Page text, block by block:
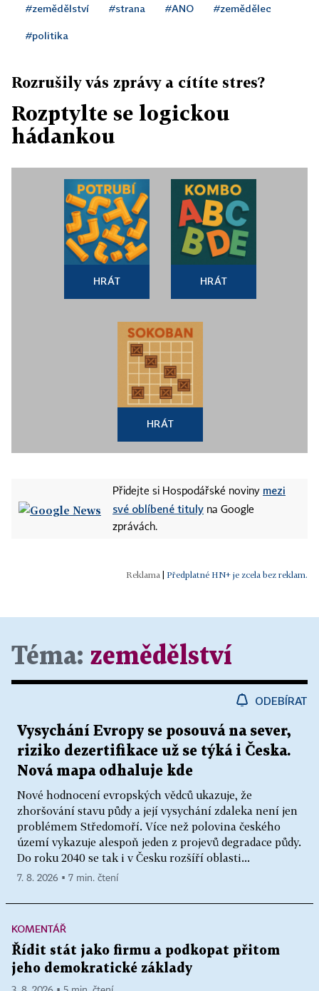
#zemědělství #strana #ANO #zemědělec
#politika
Rozrušily vás zprávy a cítíte stres?
Rozptylte se logickou
hádankou
HRÁT HRÁT
HRÁT
Přidejte si Hospodářské noviny mezi
své oblíbené tituly na Google
zprávách.
Předplatné HN+ je zcela bez reklam.
Téma: zemědělství
ODEBÍRAT
Vysychání Evropy se posouvá na sever,
riziko dezertifikace už se týká i Česka.
Nová mapa odhaluje kde
Nové hodnocení evropských vědců ukazuje, že
zhoršování stavu půdy a její vysychání zdaleka není jen
problémem Středomoří. Více než polovina českého
území vykazuje alespoň jeden z projevů degradace půdy.
Do roku 2040 se tak i v Česku rozšíří oblasti...
7. 8. 2026 ▪ 7 min. čtení
KOMENTÁŘ
Řídit stát jako firmu a podkopat přitom
jeho demokratické základy